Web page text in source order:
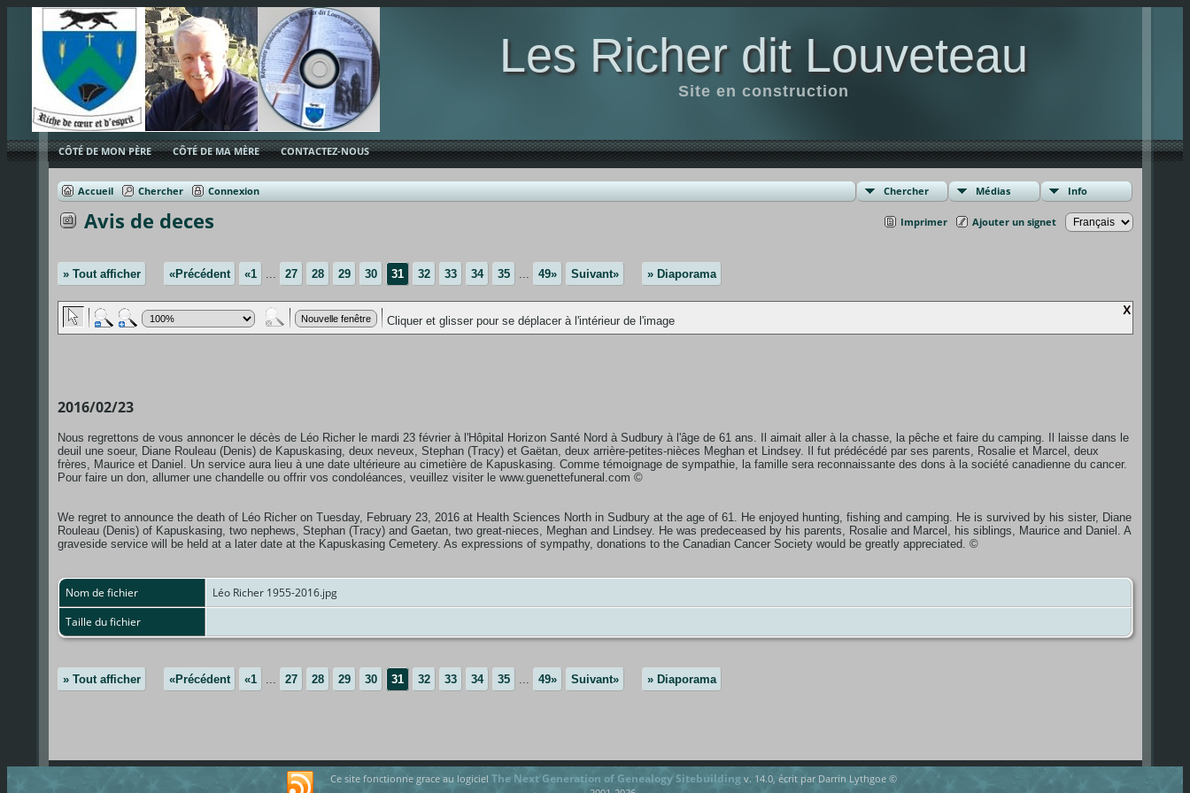
Les Richer dit Louveteau
Site en construction
CÔTÉ DE MON PÈRE CÔTÉ DE MA MÈRE CONTACTEZ-NOUS
Chercher Médias Info
Accueil Chercher Connexion
Imprimer Ajouter un signet
Avis de deces
» Tout afficher «Précédent «1 ... 27 28 29 30 31 32 33 34 35 ... 49» Suivant» » Diaporama
2016/02/23
Nous regrettons de vous annoncer le décès de Léo Richer le mardi 23 février à l'Hôpital Horizon Santé Nord à Sudbury à l'âge de 61 ans. Il aimait aller à la chasse, la pêche et faire du camping. Il laisse dans le
deuil une soeur, Diane Rouleau (Denis) de Kapuskasing, deux neveux, Stephan (Tracy) et Gaëtan, deux arrière-petites-nièces Meghan et Lindsey. Il fut prédécédé par ses parents, Rosalie et Marcel, deux
frères, Maurice et Daniel. Un service aura lieu à une date ultérieure au cimetière de Kapuskasing. Comme témoignage de sympathie, la famille sera reconnaissante des dons à la société canadienne du cancer.
Pour faire un don, allumer une chandelle ou offrir vos condoléances, veuillez visiter le www.guenettefuneral.com ©
We regret to announce the death of Léo Richer on Tuesday, February 23, 2016 at Health Sciences North in Sudbury at the age of 61. He enjoyed hunting, fishing and camping. He is survived by his sister, Diane
Rouleau (Denis) of Kapuskasing, two nephews, Stephan (Tracy) and Gaetan, two great-nieces, Meghan and Lindsey. He was predeceased by his parents, Rosalie and Marcel, his siblings, Maurice and Daniel. A
graveside service will be held at a later date at the Kapuskasing Cemetery. As expressions of sympathy, donations to the Canadian Cancer Society would be greatly appreciated. ©
Nom de fichier
Léo Richer 1955-2016.jpg
Taille du fichier
» Tout afficher «Précédent «1 ... 27 28 29 30 31 32 33 34 35 ... 49» Suivant» » Diaporama
Ce site fonctionne grace au logiciel The Next Generation of Genealogy Sitebuilding v. 14.0, écrit par Darrin Lythgoe ©